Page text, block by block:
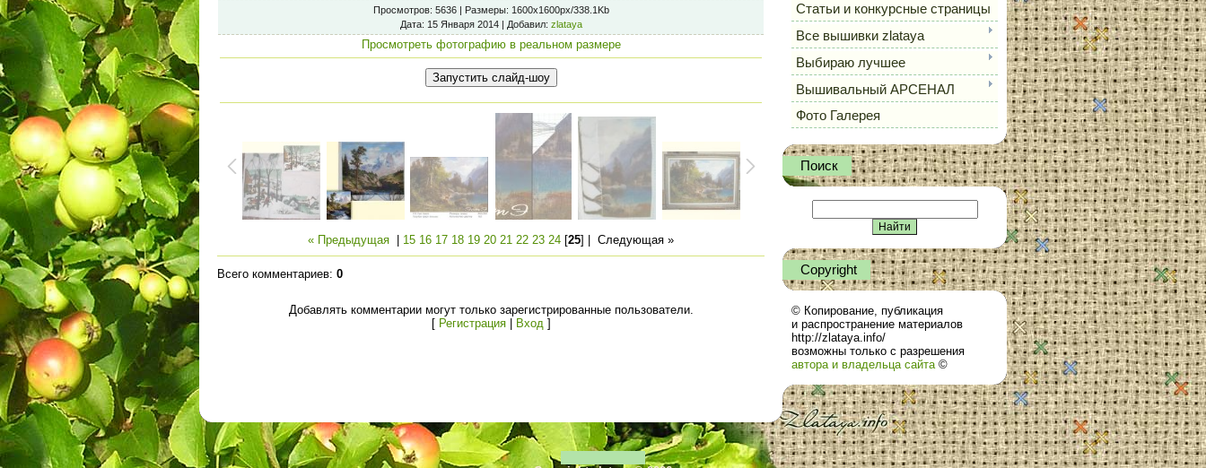
Просмотров: 5636 | Размеры: 1600x1600px/338.1Kb
Дата: 15 Января 2014 | Добавил: zlataya
Просмотреть фотографию в реальном размере
« Предыдущая 15 16 17 18 19 20 21 22 23 24 [25] | Следующая »
Всего комментариев: 0
Добавлять комментарии могут только зарегистрированные пользователи.
[ Регистрация| Вход ]
Статьи и конкурсные страницы
Все вышивки zlataya
Выбираю лучшее
Вышивальный АРСЕНАЛ
Фото Галерея
Поиск
Сopyright
© Копирование, публикация
и распространение материалов
http://zlataya.info/
возможны только с разрешения
автора и владельца сайта©